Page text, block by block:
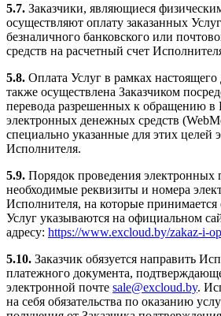
5.7. Заказчики, являющиеся
осуществляют оплату заказанных
безналичного банковского или
средств на расчетный счет
5.8. Оплата Услуг в рамках
также осуществлена Заказчиком
перевода разрешенных к обращению в
электронных денежных средств
специально указанные для этих целей
Исполнителя.
5.9. Порядок проведения электронных
необходимые реквизиты и номера
Исполнителя, на которые принимается
Услуг указываются на официальном
адресу: https://www.excloud.by/zakaz-i-
5.10. Заказчик обязуется направить
платежного документа,
электронной почте sale@excloud.by.
на себя обязательства по оказанию